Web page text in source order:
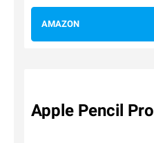
AMAZON
Apple Pencil Pro